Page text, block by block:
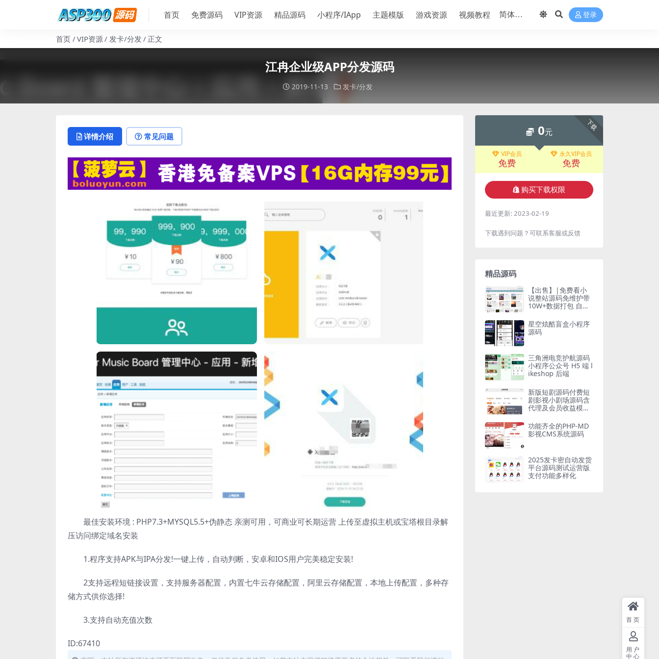
首页 免费源码 VIP资源 精品源码 小程序/IApp 主题模版 游戏资源 视频教程 登录
首页 VIP资源 发卡/分发 正文
江冉企业级APP分发源码
2019-11-13 发卡/分发
详情介绍 常见问题
最佳安装环境 : PHP7.3+MYSQL5.5+伪静态 亲测可用，可商业可长期运营 上传至虚拟主机或宝塔根目录解
压访问绑定域名安装
1.程序支持APK与IPA分发!一键上传，自动判断，安卓和IOS用户完美稳定安装!
2支持远程短链接设置，支持服务器配置，内置七牛云存储配置，阿里云存储配置，本地上传配置，多种存
储方式供你选择!
3.支持自动充值次数
ID:67410
下载
0元
VIP会员
免费
永久VIP会员
免费
购买下载权限
最近更新: 2023-02-19
下载遇到问题？可联系客服或反馈
精品源码
【出售】|免费看小
说整站源码免维护带
10W+数据打包 自动
星空炫酷盲盒小程序
源码
三角洲电竞护航源码
小程序公众号 H5 端 l
ikeshop 后端
新版短剧源码付费短
剧影视小剧场源码含
代理及会员收益模式
功能齐全的PHP-MD
影视CMS系统源码
2025发卡密自动发货
平台源码测试运营版
支付功能多样化
首页
用户
中心